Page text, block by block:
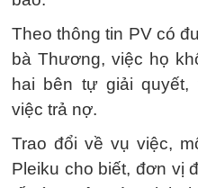
Theo thông tin PV có
bà Thương, việc họ
hai bên tự giải
việc trả nợ.
Trao đổi về vụ việc,
Pleiku cho biết, đơn vị